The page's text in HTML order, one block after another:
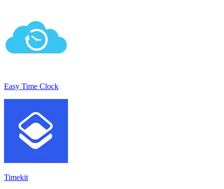
Easy Time Clock
Timekit